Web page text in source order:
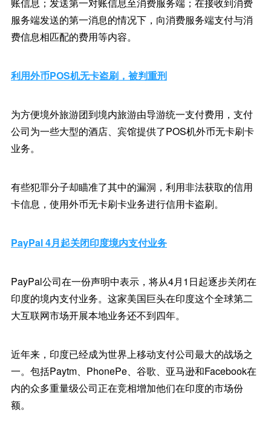
服务端发送的第一消息的情况下，向消费服务端支付与消
费信息相匹配的费用等内容。
利用外币POS机无卡盗刷，被判重刑
为方便境外旅游团到境内旅游由导游统一支付费用，支付
公司为一些大型的酒店、宾馆提供了POS机外币无卡刷卡
业务。
有些犯罪分子却瞄准了其中的漏洞，利用非法获取的信用
卡信息，使用外币无卡刷卡业务进行信用卡盗刷。
PayPal 4月起关闭印度境内支付业务
PayPal公司在一份声明中表示，将从4月1日起逐步关闭在
印度的境内支付业务。这家美国巨头在印度这个全球第二
大互联网市场开展本地业务还不到四年。
近年来，印度已经成为世界上移动支付公司最大的战场之
一。包括Paytm、PhonePe、谷歌、亚马逊和Facebook在
内的众多重量级公司正在竞相增加他们在印度的市场份
额。